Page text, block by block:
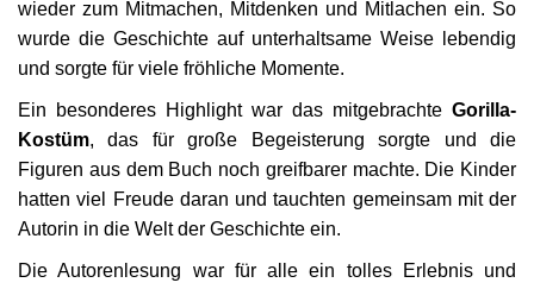
wieder zum Mitmachen, Mitdenken und Mitlachen ein. So
wurde die Geschichte auf unterhaltsame Weise lebendig
und sorgte für viele fröhliche Momente.
Ein besonderes Highlight war das mitgebrachte Gorilla-
Kostüm, das für große Begeisterung sorgte und die
Figuren aus dem Buch noch greifbarer machte. Die Kinder
hatten viel Freude daran und tauchten gemeinsam mit der
Autorin in die Welt der Geschichte ein.
Die Autorenlesung war für alle ein tolles Erlebnis und